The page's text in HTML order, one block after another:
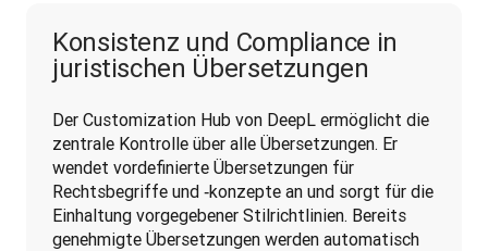
Konsistenz und Compliance in
juristischen Übersetzungen
Der Customization Hub von DeepL ermöglicht die
zentrale Kontrolle über alle Übersetzungen. Er
wendet vordefinierte Übersetzungen für
Rechtsbegriffe und ‑konzepte an und sorgt für die
Einhaltung vorgegebener Stilrichtlinien. Bereits
genehmigte Übersetzungen werden automatisch